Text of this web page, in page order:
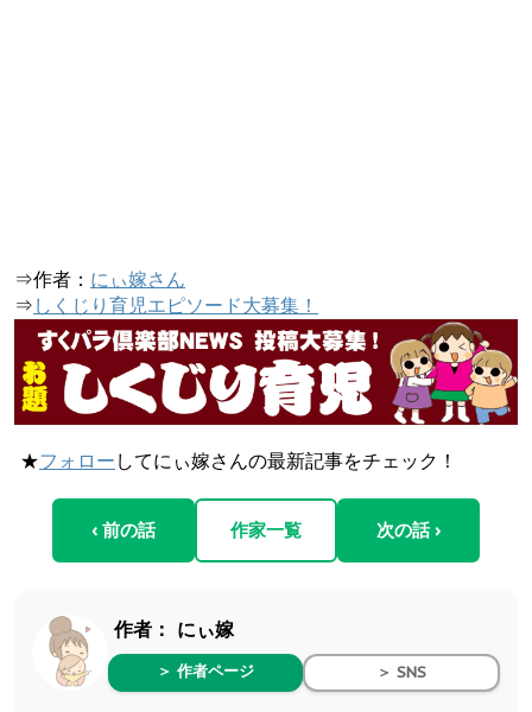
⇒作者： にぃ嫁さん
⇒ しくじり育児エピソード大募集！
★フォロー してにぃ嫁さんの最新記事をチェック！
‹ 前の話 作家一覧 次の話 ›
作者： にぃ嫁
＞ 作者ページ ＞ SNS